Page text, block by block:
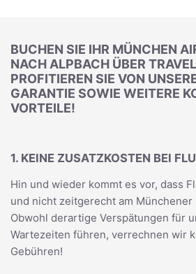
BUCHEN SIE IHR MÜNCHEN
NACH ALPBACH ÜBER
PROFITIEREN SIE VON
GARANTIE SOWIE WEITERE
VORTEILE!
1. KEINE ZUSATZKOSTEN BEI
Hin und wieder kommt es vor, dass
und nicht zeitgerecht am Münchener
Obwohl derartige Verspätungen für
Wartezeiten führen, verrechnen wir
Gebühren!